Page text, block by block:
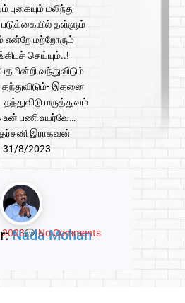
புகையும் மலிந்து
படுக்கையில் தள்ளும்
என்றே மற்றோரும்
செய்யும்..!
வந்துவிடும்
இதனை
தந்துவிடு மருத்துவம்
உன் பணி உயர்வே…
இராகவன்
31/8/2023
Nada Mohan
2023 No Comments